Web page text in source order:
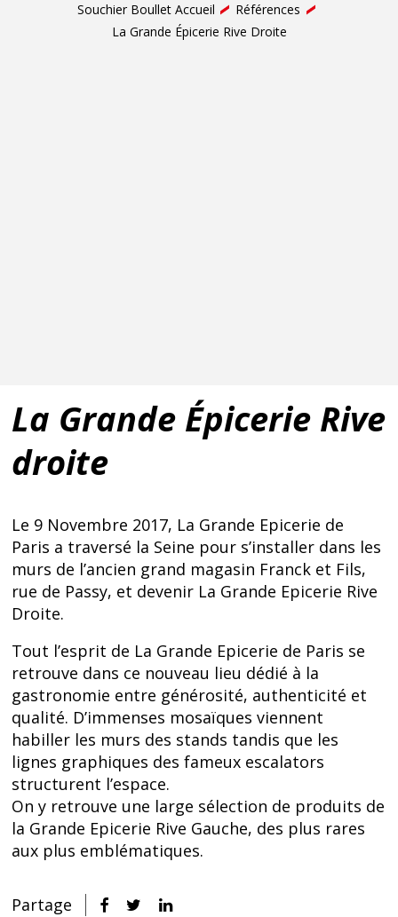
Souchier Boullet Accueil
Références
La Grande Épicerie Rive Droite
La Grande Épicerie Rive
droite
Le 9 Novembre 2017, La Grande Epicerie de
Paris a traversé la Seine pour s’installer dans les
murs de l’ancien grand magasin Franck et Fils,
rue de Passy, et devenir La Grande Epicerie Rive
Droite.
Tout l’esprit de La Grande Epicerie de Paris se
retrouve dans ce nouveau lieu dédié à la
gastronomie entre générosité, authenticité et
qualité. D’immenses mosaïques viennent
habiller les murs des stands tandis que les
lignes graphiques des fameux escalators
structurent l’espace.
On y retrouve une large sélection de produits de
la Grande Epicerie Rive Gauche, des plus rares
aux plus emblématiques.
Partage